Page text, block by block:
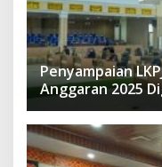
Penyampaian
Anggaran 2025
DPRD